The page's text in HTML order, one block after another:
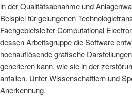
in der Qualitätsabnahme und
Beispiel für gelungenen
Fachgebietsleiter Computational
dessen Arbeitsgruppe die Software
hochauflösende grafische
generieren kann, wie sie in der
anfallen. Unter Wissenschaftlern und
Anerkennung.